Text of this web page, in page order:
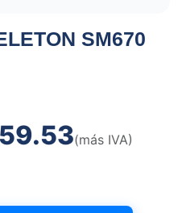
SM670
(más IVA)